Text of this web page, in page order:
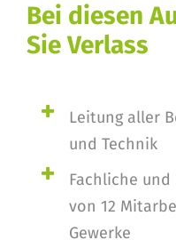
Bei diesen
Sie Verlass
Leitung aller
und Technik
Fachliche
von 12
Gewerke